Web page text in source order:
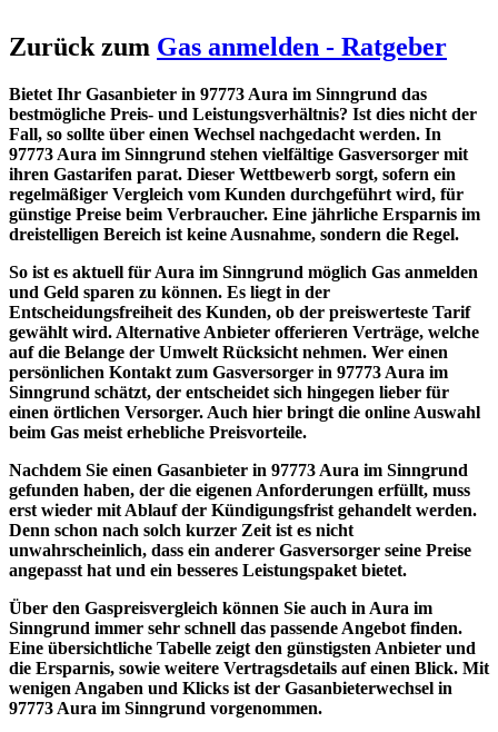
Zurück zum Gas anmelden - Ratgeber
Bietet Ihr Gasanbieter in 97773 Aura im Sinngrund das
bestmögliche Preis- und Leistungsverhältnis? Ist dies nicht der
Fall, so sollte über einen Wechsel nachgedacht werden. In
97773 Aura im Sinngrund stehen vielfältige Gasversorger mit
ihren Gastarifen parat. Dieser Wettbewerb sorgt, sofern ein
regelmäßiger Vergleich vom Kunden durchgeführt wird, für
günstige Preise beim Verbraucher. Eine jährliche Ersparnis im
dreistelligen Bereich ist keine Ausnahme, sondern die Regel.
So ist es aktuell für Aura im Sinngrund möglich Gas anmelden
und Geld sparen zu können. Es liegt in der
Entscheidungsfreiheit des Kunden, ob der preiswerteste Tarif
gewählt wird. Alternative Anbieter offerieren Verträge, welche
auf die Belange der Umwelt Rücksicht nehmen. Wer einen
persönlichen Kontakt zum Gasversorger in 97773 Aura im
Sinngrund schätzt, der entscheidet sich hingegen lieber für
einen örtlichen Versorger. Auch hier bringt die online Auswahl
beim Gas meist erhebliche Preisvorteile.
Nachdem Sie einen Gasanbieter in 97773 Aura im Sinngrund
gefunden haben, der die eigenen Anforderungen erfüllt, muss
erst wieder mit Ablauf der Kündigungsfrist gehandelt werden.
Denn schon nach solch kurzer Zeit ist es nicht
unwahrscheinlich, dass ein anderer Gasversorger seine Preise
angepasst hat und ein besseres Leistungspaket bietet.
Über den Gaspreisvergleich können Sie auch in Aura im
Sinngrund immer sehr schnell das passende Angebot finden.
Eine übersichtliche Tabelle zeigt den günstigsten Anbieter und
die Ersparnis, sowie weitere Vertragsdetails auf einen Blick. Mit
wenigen Angaben und Klicks ist der Gasanbieterwechsel in
97773 Aura im Sinngrund vorgenommen.